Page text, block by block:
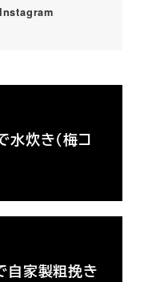
Instagram
水炊き（梅コ
自家製粗挽き